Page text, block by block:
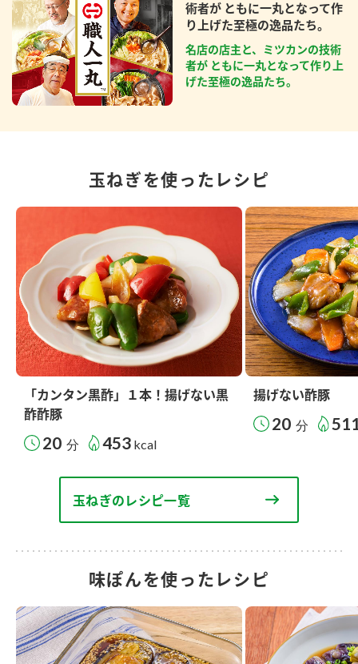
術者が ともに一丸となって作
り上げた至極の逸品たち。
名店の店主と、ミツカンの技術
者が ともに一丸となって作り上
げた至極の逸品たち。
玉ねぎを使ったレシピ
「カンタン黒酢」１本！揚げない黒
酢酢豚
20 分 453 kcal
揚げない酢豚
20 分
玉ねぎのレシピ一覧
味ぽんを使ったレシピ